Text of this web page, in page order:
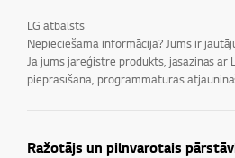
LG atbalsts
Nepieciešama informācija? Jums ir
Ja jums jāreģistrē produkts, jāsazinās
pieprasīšana, programmatūras
Ražotājs un pilnvarotais